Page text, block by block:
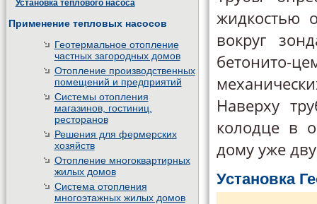
Установка теплового насоса
Применение тепловых насосов
Геотермальное отопление
частных загородных домов
Отопление производственных
помещений и предприятий
Системы отопления
магазинов, гостиниц,
ресторанов
Решения для фермерских
хозяйств
Отопление многоквартирных
жилых домов
Система отопления
многоэтажных жилых домов
жидкостью
вокруг
бетонито-
Наверху
колодце в
дому уже
Установка